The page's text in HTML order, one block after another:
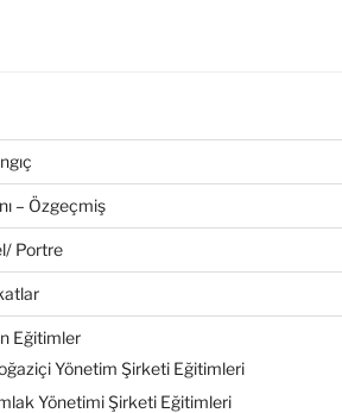
– Özgeçmiş
Portre
Eğitimler
Yönetim Şirketi Eğitimleri
Yönetimi Şirketi Eğitimleri